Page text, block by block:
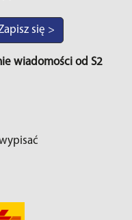
się >
wiadomości od S2